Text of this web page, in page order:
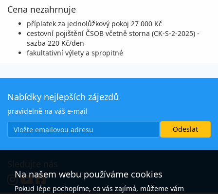
Cena nezahrnuje
příplatek za jednolůžkový pokoj 27 000 Kč
cestovní pojištění ČSOB včetně storna (CK-S-2-2025) -
sazba 220 Kč/den
fakultativní výlety a spropitné
Nabídky nejlepších zájezdů
pravidelně na váš e-mail
Na našem webu používáme cookies
Pokud lépe pochopíme, co vás zajímá, můžeme vám